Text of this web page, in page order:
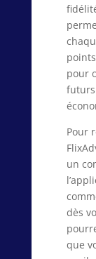
pour
futurs
Pour
un
dès
que